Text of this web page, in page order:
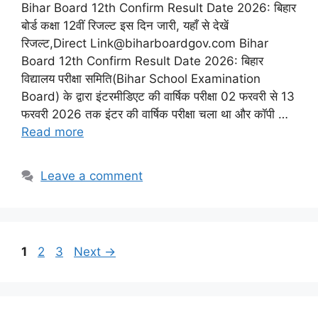
Bihar Board 12th Confirm Result Date 2026: बिहार
बोर्ड कक्षा 12वीं रिजल्ट इस दिन जारी, यहाँ से देखें
रिजल्ट,Direct Link@biharboardgov.com Bihar
Board 12th Confirm Result Date 2026: बिहार
विद्यालय परीक्षा समिति(Bihar School Examination
Board) के द्वारा इंटरमीडिएट की वार्षिक परीक्षा 02 फरवरी से 13
फरवरी 2026 तक इंटर की वार्षिक परीक्षा चला था और कॉपी …
Read more
Leave a comment
Page
1 Page
2 Page
3 Next →